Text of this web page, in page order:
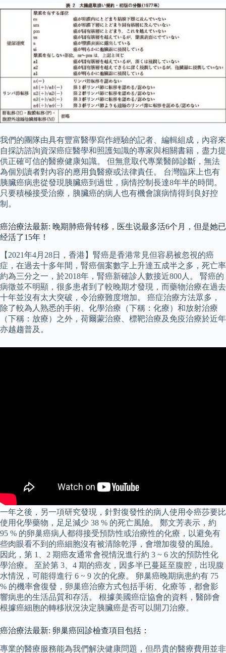
我們的團隊由具有豐富醫學寫作經驗的記者、編輯組成，內容來
自採訪諮詢資深癌症醫學和照護知識的專家與相關書籍，盡力提
供正確可信的醫療健康知識。 但無意取代專業醫師診斷，無法
為個別讀者對內容的應用負醫療或法律責任。 台灣臨床上也有
胰臟癌病患從發現胰臟癌到過世，病情控制長達8年半的時間。
只要積極接受治療，胰臟癌的病人也有機會讓病情得到良好控
制。
癌治療法最新: 晚期肺癌骨转移，医生说最多活6个月，但是她已
经活了15年！
【2021年4月28日，香港】腎癌是香港常見但容易被忽視的癌
症，在過去十多年間，腎癌個案數字上升達五成半之多，死亡率
約為三分之一，於2018年，腎癌新確診人數接近800人。 腎癌的
病徵並不明顯，很多患者到了較晚期才發現，而藥物治療在過去
十年並沒有太大突破，令治療難度增加。 癌症治療方法眾多，
除了較為人熟悉的手術、化學治療（下稱：化療）和放射治療
（下稱：放療）之外，荷爾蒙治療、標靶治療及免疫治療於近年
亦越趨普及。
一年之後，另一項研究發現，針對復發性的病人使用令癌莎要比
使用化學藥物，足足減少 38 % 的死亡風險。 鄭文芳表示，約
95 % 的卵巢癌病人都得接受預防性或治療性的化療，以避免有
些肉眼看不到的癌細胞沒有被清除乾淨，會增加復發的風險。
因此，第 1、2 期癌友通常會視情況進行約 3 ~ 6 次的預防性化
學治療。 至於第 3、4 期的癌友，因多半已蔓延至腹腔，出現腹
水情況，可能得進行 6 ~ 9 次的化療。 卵巢癌晚期病患約有 75
% 的機率會復發，卵巢癌治療方式包括手術、化療等，都會影
響病患的生活品質和存活。 根據美國癌症協會的資料，醫師會
根據癌細胞的轉移狀況決定胰臟癌是否可以開刀治療。
癌治療法最新: 卵巢癌回診檢查項目包括：
專業的醫療服務能為我們解決健康問題，但昂貴的醫療費用並非